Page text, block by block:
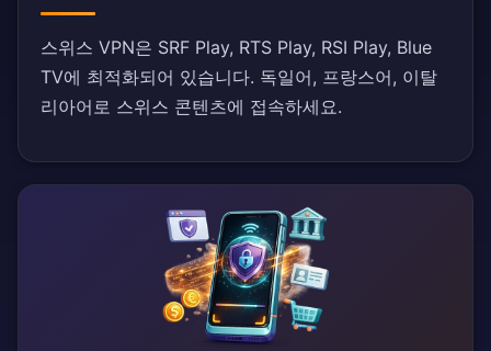
스위스 VPN은 SRF Play, RTS Play, RSI Play, Blue
TV에 최적화되어 있습니다. 독일어, 프랑스어, 이탈
리아어로 스위스 콘텐츠에 접속하세요.